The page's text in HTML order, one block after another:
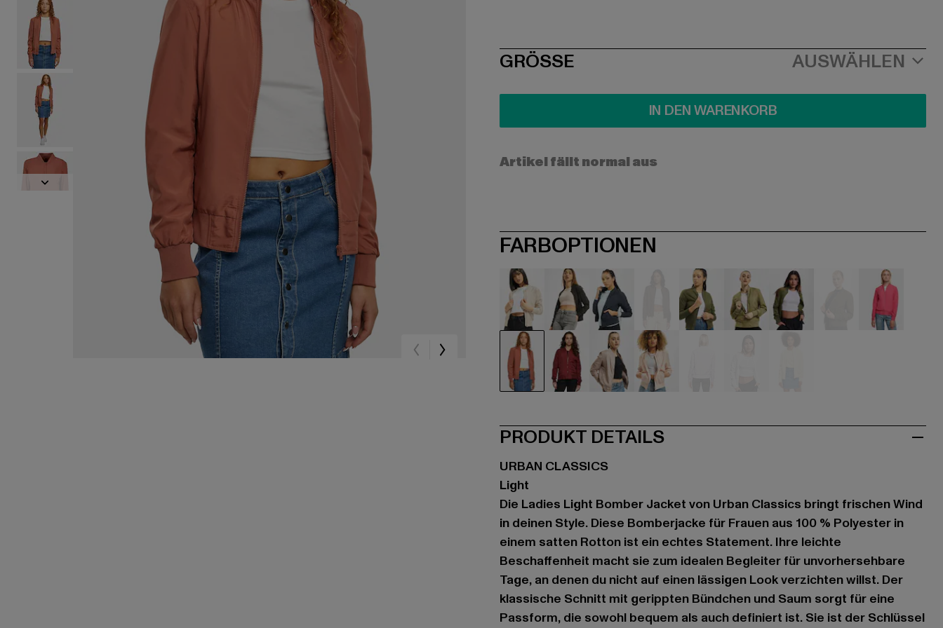
SIZE
GRÖSSE AUSWÄHLEN
IN DEN WARENKORB
Artikel fällt normal aus
FARBOPTIONEN
beige schwarzblau braun
PRODUKT DETAILS
URBAN CLASSICS
Light
Die Ladies Light Bomber Jacket von Urban Classics bringt frischen Wind
in deinen Style. Diese Bomberjacke für Frauen aus 100 % Polyester in
einem satten Rotton ist ein echtes Statement. Ihre leichte
Beschaffenheit macht sie zum idealen Begleiter für unvorhersehbare
Tage, an denen du nicht auf einen lässigen Look verzichten willst. Der
klassische Schnitt mit gerippten Bündchen und Saum sorgt für eine
Passform, die sowohl bequem als auch definiert ist. Sie ist der Schlüssel